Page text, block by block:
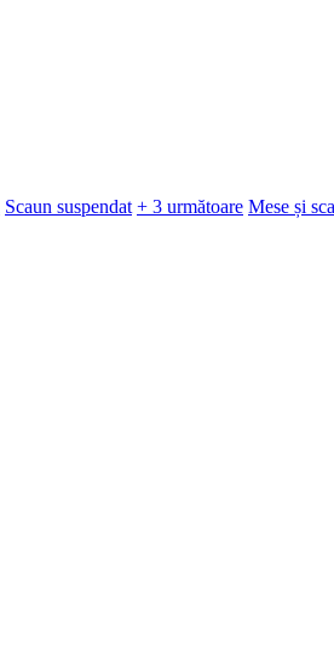
Scaun suspendat + 3 următoare Mese și